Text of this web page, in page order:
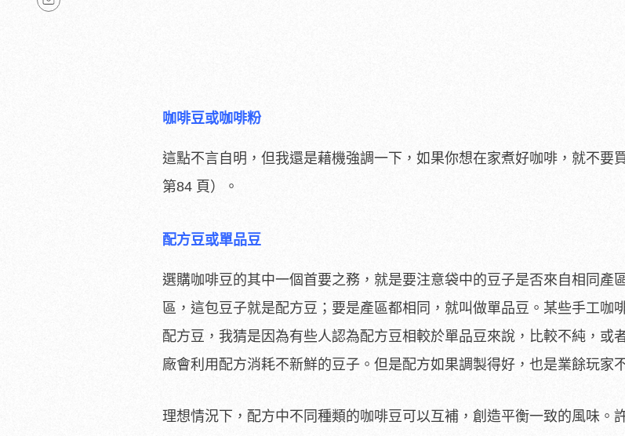
咖啡豆或咖啡粉
這點不言自明，但我還是藉機強調一下，如果你想在家煮好咖啡，就不要
第84 頁）。
配方豆或單品豆
選購咖啡豆的其中一個首要之務，就是要注意袋中的豆子是否來自相同產
區，這包豆子就是配方豆；要是產區都相同，就叫做單品豆。某些手工咖
配方豆，我猜是因為有些人認為配方豆相較於單品豆來說，比較不純，或
廠會利用配方消耗不新鮮的豆子。但是配方如果調製得好，也是業餘玩家
理想情況下，配方中不同種類的咖啡豆可以互補，創造平衡一致的風味。